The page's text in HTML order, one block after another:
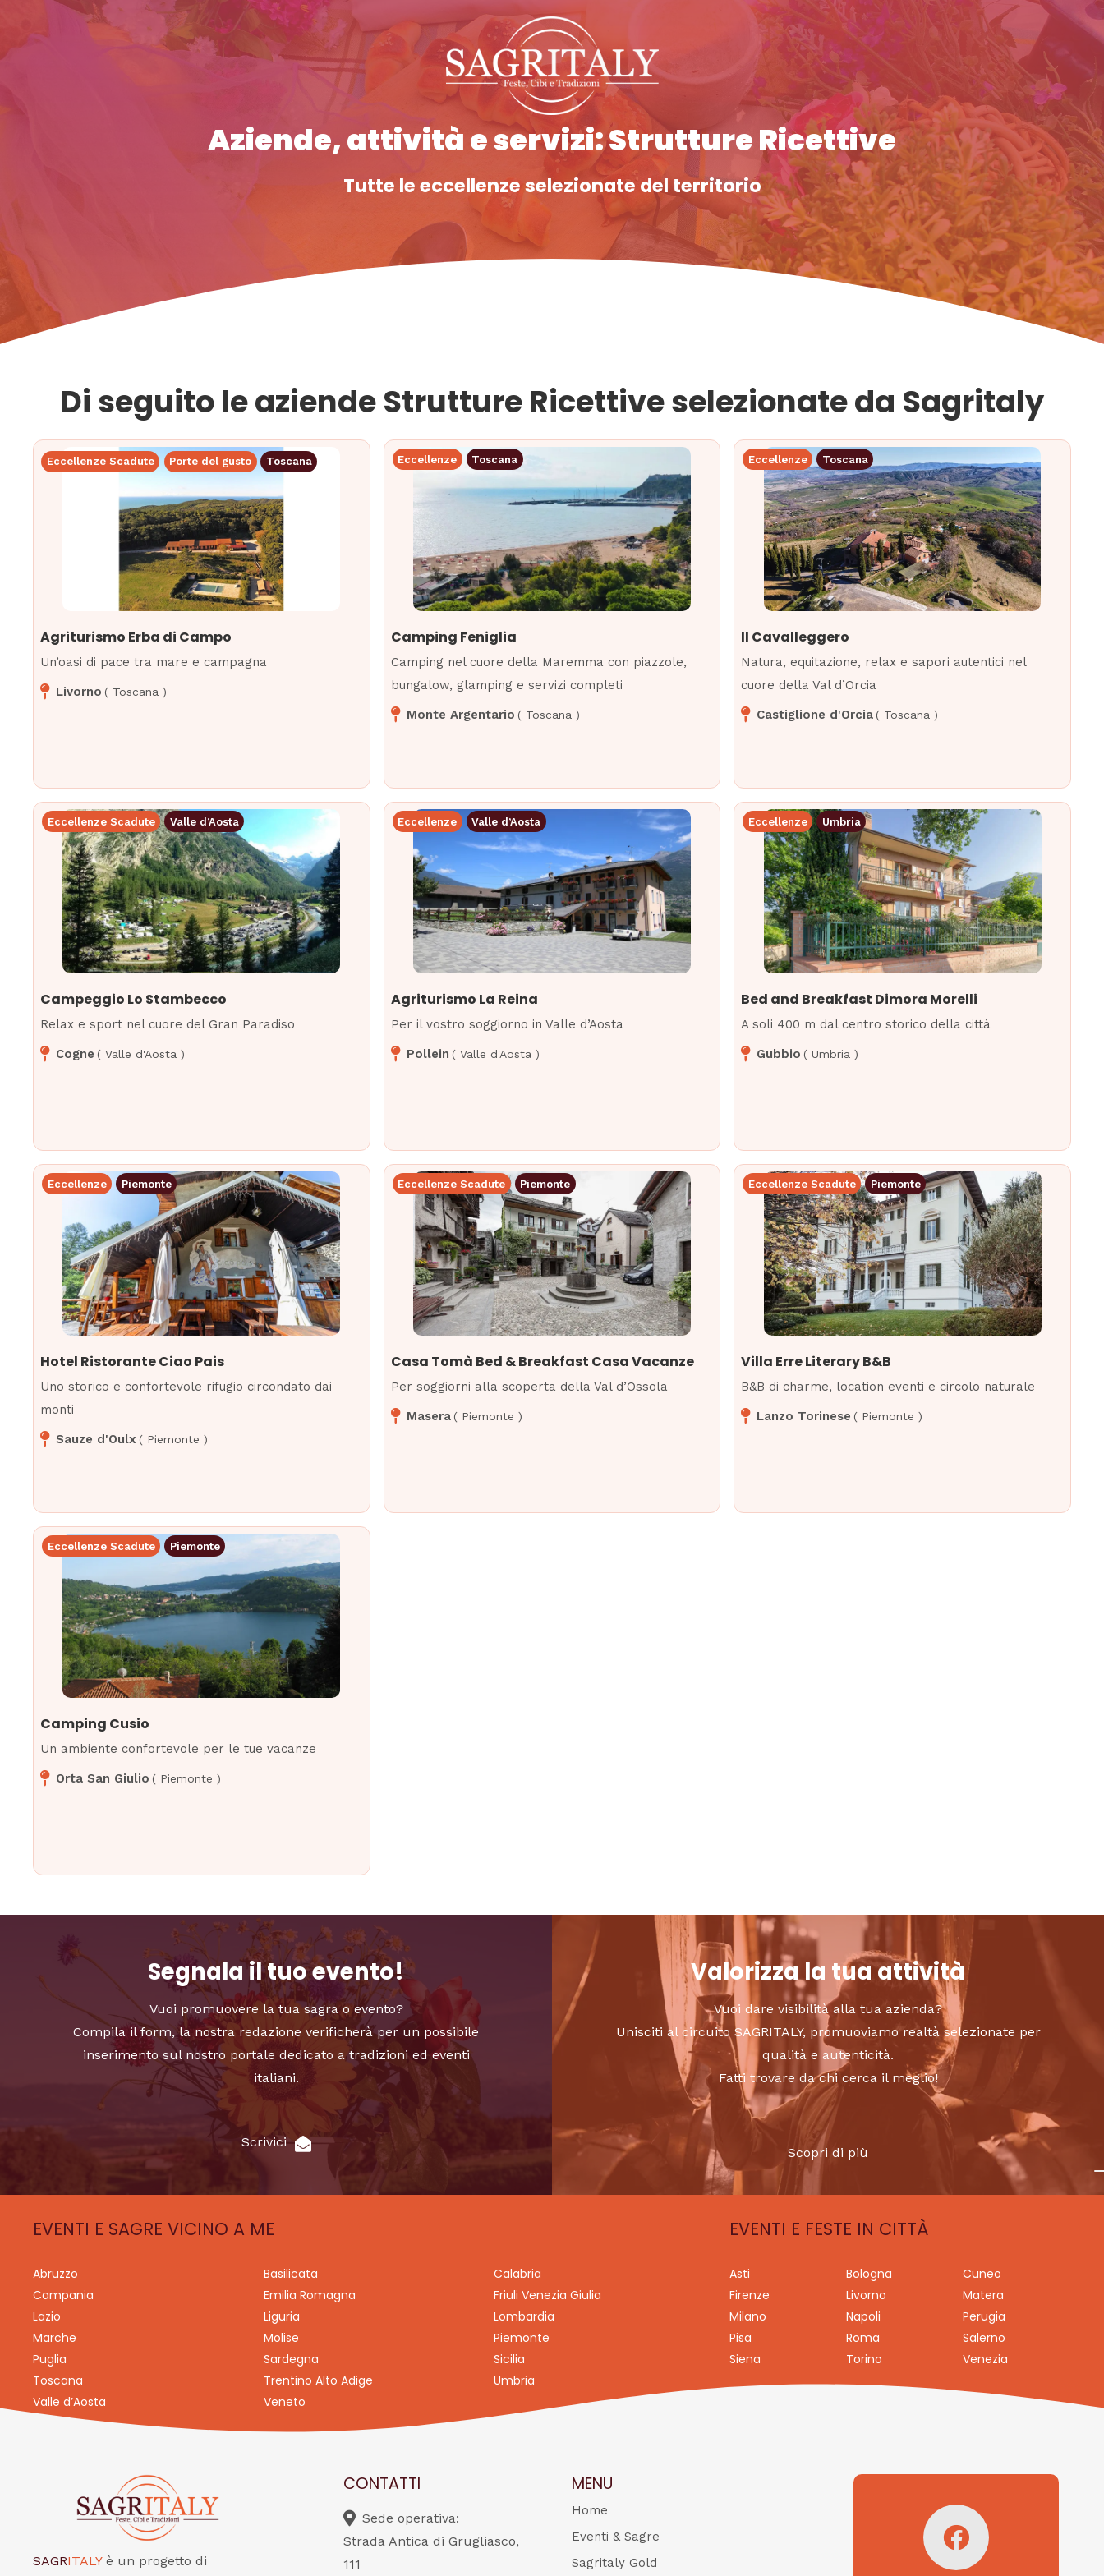
Aziende, attività e servizi: Strutture Ricettive
Tutte le eccellenze selezionate del territorio
Di seguito le aziende Strutture Ricettive selezionate da Sagritaly
Eccellenze Scadute Porte del gusto Toscana
Agriturismo Erba di Campo
Un’oasi di pace tra mare e campagna
Livorno ( Toscana )
Eccellenze Toscana
Camping Feniglia
Camping nel cuore della Maremma con piazzole,
bungalow, glamping e servizi completi
Monte Argentario ( Toscana )
Eccellenze Toscana
Il Cavalleggero
Natura, equitazione, relax e sapori autentici nel
cuore della Val d’Orcia
Castiglione d'Orcia ( Toscana )
Eccellenze Scadute Valle d’Aosta
Campeggio Lo Stambecco
Relax e sport nel cuore del Gran Paradiso
Cogne ( Valle d'Aosta )
Eccellenze Valle d’Aosta
Agriturismo La Reina
Per il vostro soggiorno in Valle d’Aosta
Pollein ( Valle d'Aosta )
Eccellenze Umbria
Bed and Breakfast Dimora Morelli
A soli 400 m dal centro storico della città
Gubbio (Umbria )
Eccellenze Piemonte
Hotel Ristorante Ciao Pais
Uno storico e confortevole rifugio circondato dai
monti
Sauze d'Oulx ( Piemonte )
Eccellenze Scadute Piemonte
Casa Tomà Bed & Breakfast Casa Vacanze
Per soggiorni alla scoperta della Val d’Ossola
Masera ( Piemonte )
Eccellenze Scadute Piemonte
Villa Erre Literary B&B
B&B di charme, location eventi e circolo naturale
Lanzo Torinese ( Piemonte )
Eccellenze Scadute Piemonte
Camping Cusio
Un ambiente confortevole per le tue vacanze
Orta San Giulio ( Piemonte )
Segnala il tuo evento!
Vuoi promuovere la tua sagra o evento?
Compila il form, la nostra redazione verificherà per un possibile
inserimento sul nostro portale dedicato a tradizioni ed eventi
italiani.
Scrivici
Valorizza la tua attività
Vuoi dare visibilità alla tua azienda?
Unisciti al circuito SAGRITALY, promuoviamo realtà selezionate per
qualità e autenticità.
Fatti trovare da chi cerca il meglio!
Scopri di più
EVENTI E SAGRE VICINO A ME
Abruzzo Basilicata
Calabria
Campania
Emilia Romagna
Friuli Venezia Giulia
Lazio
Liguria
Lombardia
Marche
Molise
Piemonte
Puglia
Sardegna
Sicilia
Toscana
Trentino Alto Adige
Umbria
Valle d’Aosta
Veneto
EVENTI E FESTE IN CITTÀ
Asti Bologna
Cuneo
Firenze
Livorno
Matera
Milano
Napoli
Perugia
Pisa
Roma
Salerno
Siena
Torino Venezia
SAGRITALY è un progetto di
CONTATTI
Sede operativa:
Strada Antica di Grugliasco,
111
MENU
Home
Eventi & Sagre
Sagritaly Gold
Seguici su
Facebook!